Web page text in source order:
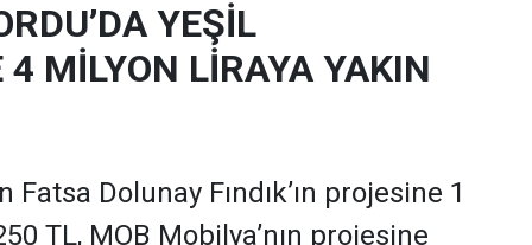
YEŞİL
4 MİLYON LİRAYA YAKIN
Fatsa Dolunay Fındık’ın projesine 1
TL, MOB Mobilya’nın projesine